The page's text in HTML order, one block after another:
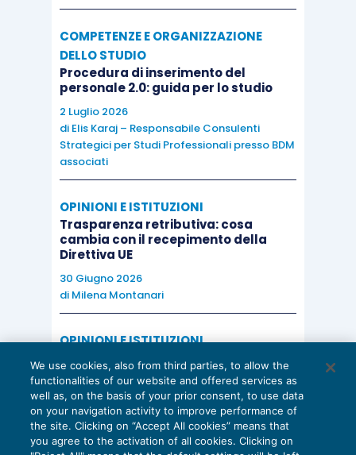
COMPETENZE E ORGANIZZAZIONE
DELLO STUDIO
Procedura di inserimento del
personale 2.0: guida per lo studio
2 Luglio 2026
di Elis Karaj – Responsabile Consulenti
Strategici per Studi Professionali presso BDM
associati
OPINIONI E ISTITUZIONI
Trasparenza retributiva: cosa
cambia con il recepimento della
Direttiva UE
30 Giugno 2026
di Milena Montanari
OPINIONI E ISTITUZIONI
Valorizzare il potenziale dello Studio:
una riflessione sul futuro della
consulenza del lavoro
15 Giugno 2026
di Milena Montanari
We use cookies, also from third parties, to allow the
functionalities of our website and offered services as
well as, on the basis of your prior consent, to use data
on your navigation activity to improve performance of
the site. Clicking on “Accept All cookies” means that
you agree to the activation of all cookies. Clicking on